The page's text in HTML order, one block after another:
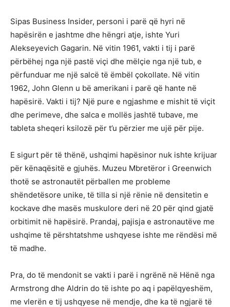
Sipas Business Insider, personi i parë që hyri në
hapësirën e jashtme dhe hëngri atje, ishte Yuri
Alekseyevich Gagarin. Në vitin 1961, vakti i tij i parë
përbëhej nga një pastë viçi dhe mëlçie nga një tub, e
përfunduar me një salcë të ëmbël çokollate. Në vitin
1962, John Glenn u bë amerikani i parë që hante në
hapësirë. Vakti i tij? Një pure e ngjashme e mishit të viçit
dhe perimeve, dhe salca e mollës jashtë tubave, me
tableta sheqeri ksilozë për t’u përzier me ujë për pije.
E sigurt për të thënë, ushqimi hapësinor nuk ishte krijuar
për kënaqësitë e gjuhës. Muzeu Mbretëror i Greenwich
thotë se astronautët përballen me probleme
shëndetësore unike, të tilla si një rënie në densitetin e
kockave dhe masës muskulore deri në 20 për qind gjatë
orbitimit në hapësirë. Prandaj, pajisja e astronautëve me
ushqime të përshtatshme ushqyese ishte me rëndësi më
të madhe.
Pra, do të mendonit se vakti i parë i ngrënë në Hënë nga
Armstrong dhe Aldrin do të ishte po aq i papëlqyeshëm,
me vlerën e tij ushqyese në mendje, dhe ka të ngjarë të